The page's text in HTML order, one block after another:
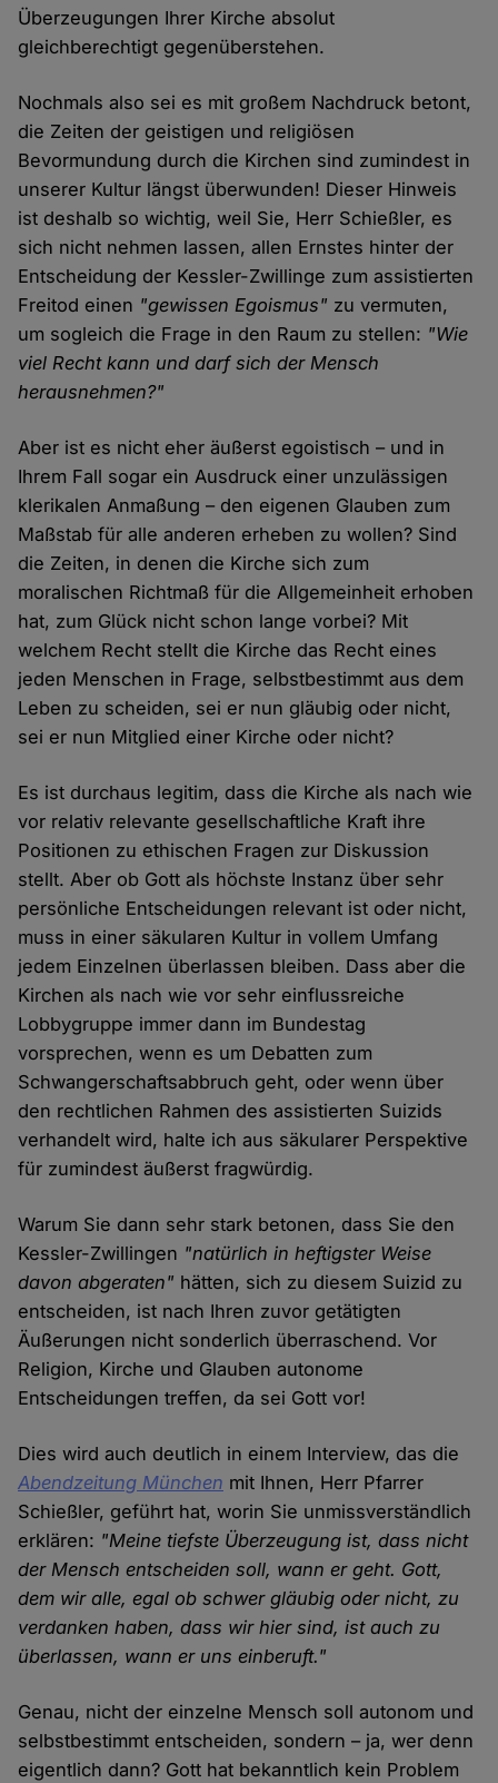
Überzeugungen Ihrer Kirche absolut
gleichberechtigt gegenüberstehen.
Nochmals also sei es mit großem Nachdruck betont,
die Zeiten der geistigen und religiösen
Bevormundung durch die Kirchen sind zumindest in
unserer Kultur längst überwunden! Dieser Hinweis
ist deshalb so wichtig, weil Sie, Herr Schießler, es
sich nicht nehmen lassen, allen Ernstes hinter der
Entscheidung der Kessler-Zwillinge zum assistierten
Freitod einen "gewissen Egoismus" zu vermuten,
um sogleich die Frage in den Raum zu stellen: "Wie
viel Recht kann und darf sich der Mensch
herausnehmen?"
Aber ist es nicht eher äußerst egoistisch – und in
Ihrem Fall sogar ein Ausdruck einer unzulässigen
klerikalen Anmaßung – den eigenen Glauben zum
Maßstab für alle anderen erheben zu wollen? Sind
die Zeiten, in denen die Kirche sich zum
moralischen Richtmaß für die Allgemeinheit erhoben
hat, zum Glück nicht schon lange vorbei? Mit
welchem Recht stellt die Kirche das Recht eines
jeden Menschen in Frage, selbstbestimmt aus dem
Leben zu scheiden, sei er nun gläubig oder nicht,
sei er nun Mitglied einer Kirche oder nicht?
Es ist durchaus legitim, dass die Kirche als nach wie
vor relativ relevante gesellschaftliche Kraft ihre
Positionen zu ethischen Fragen zur Diskussion
stellt. Aber ob Gott als höchste Instanz über sehr
persönliche Entscheidungen relevant ist oder nicht,
muss in einer säkularen Kultur in vollem Umfang
jedem Einzelnen überlassen bleiben. Dass aber die
Kirchen als nach wie vor sehr einflussreiche
Lobbygruppe immer dann im Bundestag
vorsprechen, wenn es um Debatten zum
Schwangerschaftsabbruch geht, oder wenn über
den rechtlichen Rahmen des assistierten Suizids
verhandelt wird, halte ich aus säkularer Perspektive
für zumindest äußerst fragwürdig.
Warum Sie dann sehr stark betonen, dass Sie den
Kessler-Zwillingen "natürlich in heftigster Weise
davon abgeraten" hätten, sich zu diesem Suizid zu
entscheiden, ist nach Ihren zuvor getätigten
Äußerungen nicht sonderlich überraschend. Vor
Religion, Kirche und Glauben autonome
Entscheidungen treffen, da sei Gott vor!
Dies wird auch deutlich in einem Interview, das die
Abendzeitung München mit Ihnen, Herr Pfarrer
Schießler, geführt hat, worin Sie unmissverständlich
erklären: "Meine tiefste Überzeugung ist, dass nicht
der Mensch entscheiden soll, wann er geht. Gott,
dem wir alle, egal ob schwer gläubig oder nicht, zu
verdanken haben, dass wir hier sind, ist auch zu
überlassen, wann er uns einberuft."
Genau, nicht der einzelne Mensch soll autonom und
selbstbestimmt entscheiden, sondern – ja, wer denn
eigentlich dann? Gott hat bekanntlich kein Problem